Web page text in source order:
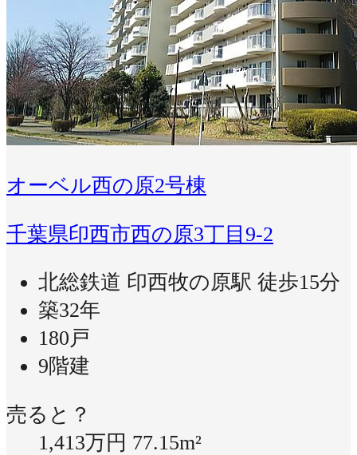
オーベル西の原2号棟
千葉県印西市西の原3丁目9-2
北総鉄道 印西牧の原駅 徒歩15分
築32年
180戸
9階建
売ると？
1,413万円 77.15m²